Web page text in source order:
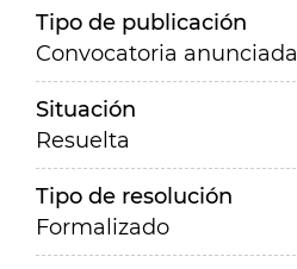
Tipo de publicación
Convocatoria
Situación
Resuelta
Tipo de resolución
Formalizado